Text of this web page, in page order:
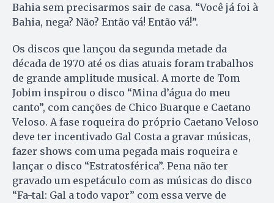
Bahia sem precisarmos sair de casa. “Você já foi à
Bahia, nega? Não? Então vá! Então vá!”.
Os discos que lançou da segunda metade da
década de 1970 até os dias atuais foram trabalhos
de grande amplitude musical. A morte de Tom
Jobim inspirou o disco “Mina d’água do meu
canto”, com canções de Chico Buarque e Caetano
Veloso. A fase roqueira do próprio Caetano Veloso
deve ter incentivado Gal Costa a gravar músicas,
fazer shows com uma pegada mais roqueira e
lançar o disco “Estratosférica”. Pena não ter
gravado um espetáculo com as músicas do disco
“Fa-tal: Gal a todo vapor” com essa verve de